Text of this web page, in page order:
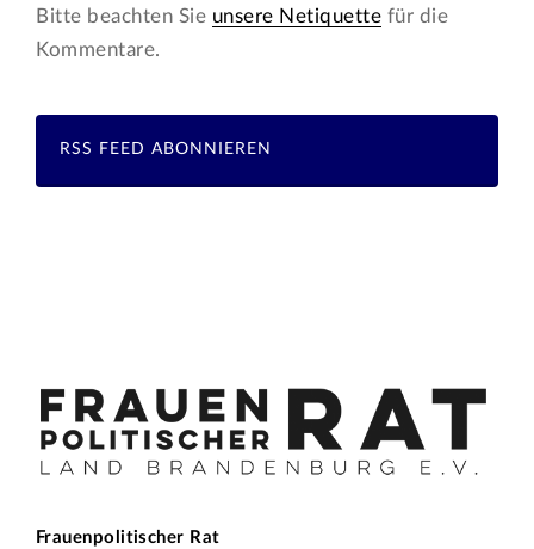
Bitte beachten Sie unsere Netiquette für die
Kommentare.
RSS FEED ABONNIEREN
Frauenpolitischer Rat